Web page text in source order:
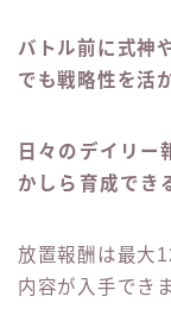
バトル前に式神
でも戦略性を活
日々のデイリー
かしら育成でき
放置報酬は最大
内容が入手できま